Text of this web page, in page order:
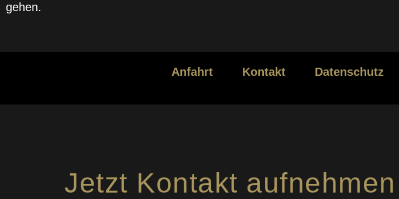
gehen.
Anfahrt Kontakt Datenschutz
Jetzt Kontakt aufnehmen